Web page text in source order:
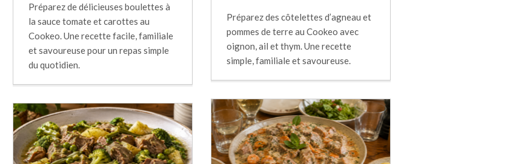
Préparez des côtelettes d’agneau et
pommes de terre au Cookeo avec
oignon, ail et thym. Une recette
simple, familiale et savoureuse.
Préparez de délicieuses boulettes à
la sauce tomate et carottes au
Cookeo. Une recette facile, familiale
et savoureuse pour un repas simple
du quotidien.